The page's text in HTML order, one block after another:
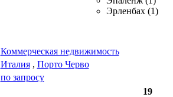
Эрленбах (1)
Коммерческая недвижимость
Италия, Порто Черво
по запросу
19